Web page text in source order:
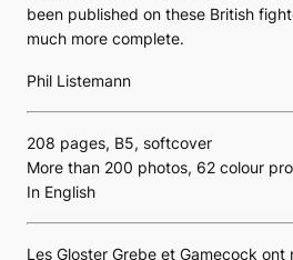
been published on these British
much more complete.
Phil Listemann
208 pages, B5, softcover
More than 200 photos, 62 colour
In English
Les Gloster Grebe et Gamecock ont